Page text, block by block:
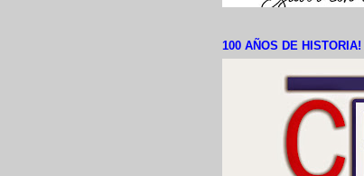
100 AÑOS DE HISTORIA!